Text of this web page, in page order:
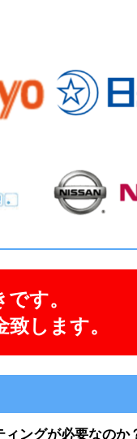
す。
します。
ィングが必要なのか